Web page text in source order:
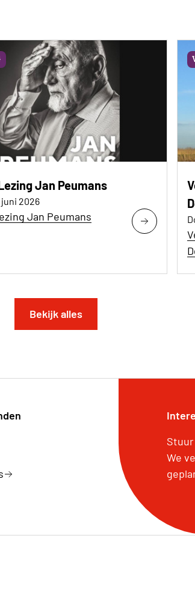
Jan Peumans
juni 2026
Jan Peumans
Bekijk alles
We